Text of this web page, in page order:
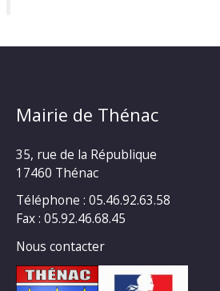
Mairie de Thénac
35, rue de la République
17460 Thénac
Téléphone : 05.46.92.63.58
Fax : 05.92.46.68.45
Nous contacter